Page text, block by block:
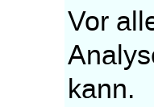
Vor
kann.